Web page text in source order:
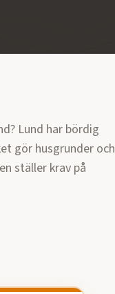
? Lund har bördig
gör husgrunder och
ställer krav på